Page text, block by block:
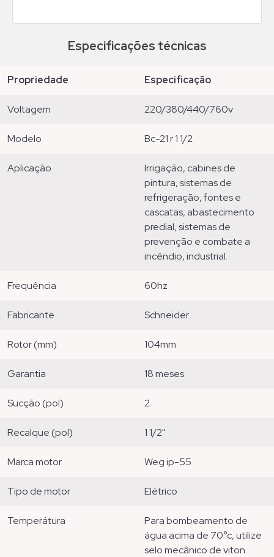
Especificações técnicas
propriedade especificação
voltagem 220/380/440/760v
modelo bc-21 r 1 1/2
aplicação
irrigação, cabines de
pintura, sistemas de
refrigeração, fontes e
cascatas, abastecimento
predial, sistemas de
prevenção e combate a
incêndio, industrial.
frequência 60hz
fabricante schneider
rotor (mm) 104mm
garantia 18 meses
sucção (pol) 2
recalque (pol) 1 1/2''
marca motor weg ip-55
tipo de motor elétrico
temperátura
para bombeamento de
água acima de 70°c, utilize
selo mecânico de viton.